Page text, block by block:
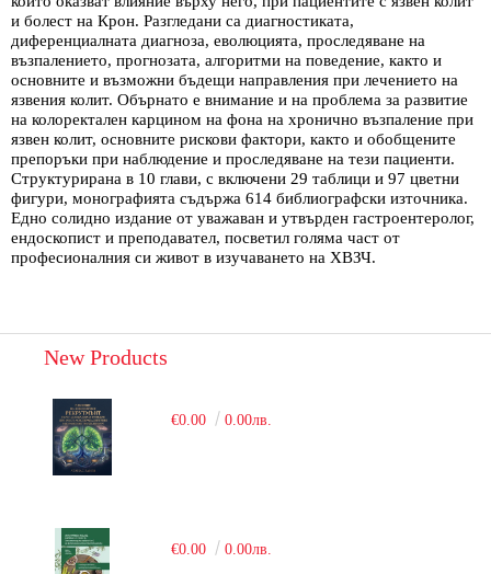
и болест на Крон. Разгледани са диагностиката,
диференциалната диагноза, еволюцията, проследяване на
възпалението, прогнозата, алгоритми на поведение, както и
основните и възможни бъдещи направления при лечението на
язвения колит. Обърнато е внимание и на проблема за развитие
на колоректален карцином на фона на хронично възпаление при
язвен колит, основните рискови фактори, както и обобщените
препоръки при наблюдение и проследяване на тези пациенти.
Структурирана в 10 глави, с включени 29 таблици и 97 цветни
фигури, монографията съдържа 614 библиографски източника.
Едно солидно издание от уважаван и утвърден гастроентеролог,
ендоскопист и преподавател, посветил голяма част от
професионалния си живот в изучаването на ХВЗЧ.
New Products
€0.00 0.00лв.
€0.00 0.00лв.